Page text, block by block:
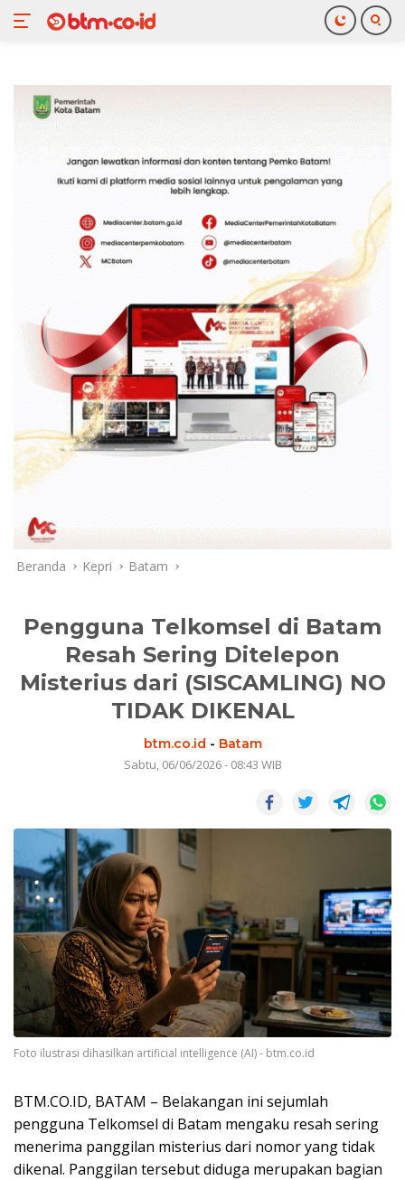
konten
Beranda Kepri Batam
Pengguna Telkomsel di Batam
Resah Sering Ditelepon
Misterius dari (SISCAMLING) NO
TIDAK DIKENAL
btm.co.id - Batam
Sabtu, 06/06/2026 - 08:43 WIB
Foto ilustrasi dihasilkan artificial intelligence (AI) - btm.co.id
BTM.CO.ID, BATAM – Belakangan ini sejumlah
pengguna Telkomsel di Batam mengaku resah sering
menerima panggilan misterius dari nomor yang tidak
dikenal. Panggilan tersebut diduga merupakan bagian